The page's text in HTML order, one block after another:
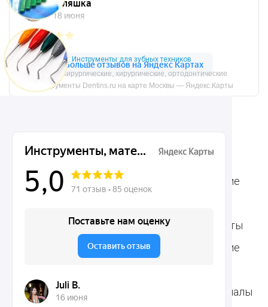
Инструменты для зубных техников
Микрохирургические, хирургические, ортодонтические
инструменты Dentins.ru на карте Москвы — Яндекс.Карты
Ассортимент
Популярные наборы
инструменты
Пародонтологические
Ортодонтические
Стоматологические
Общие инструменты
Стоматологические
Расходные материалы